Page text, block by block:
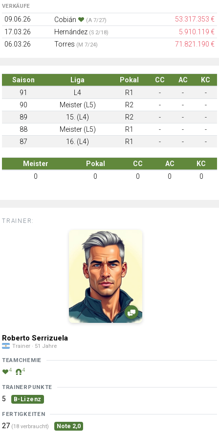
VERKÄUFE
09.06.26 Cobián (A 7/27)
53.317.353 €
17.03.26
Hernández (S 2/18)
5.910.119 €
06.03.26
Torres (M 7/24) 71.821.190 €
Saison Liga Pokal CC AC
KC
91
L4 R1 - -
-
90
Meister (L5) R2 - -
-
89
15. (L4) R2 - -
-
88
Meister (L5) R1 - -
-
87
16. (L4) R1 - - -
Meister Pokal CC AC
KC
0
0 0 0 0
TRAINER:
Roberto Serrizuela
Trainer · 51 Jahre
TEAMCHEMIE
4 4
TRAINERPUNKTE
5 B-Lizenz
FERTIGKEITEN
27 (18 verbraucht) Note 2,0